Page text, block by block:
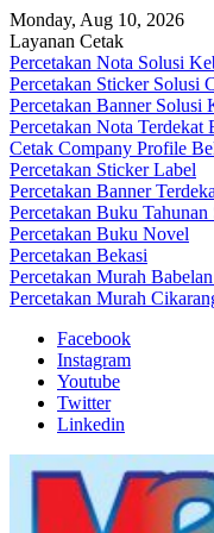
Skip
to
content
Monday, Aug 10, 2026
Layanan Cetak
Percetakan Nota Solusi
Percetakan Sticker Solusi
Percetakan Banner Solusi
Percetakan Nota Terdekat
Cetak Company Profile
Percetakan Sticker Label
Percetakan Banner
Percetakan Buku Tahunan
Percetakan Buku Novel
Percetakan Bekasi
Percetakan Murah
Percetakan Murah
Facebook
Instagram
Youtube
Twitter
Linkedin